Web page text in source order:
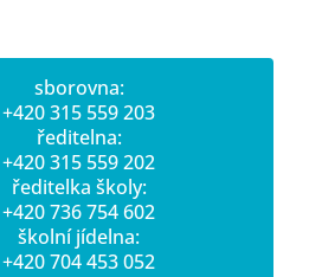
sborovna:
+420 315 559 203
ředitelna:
+420 315 559 202
ředitelka školy:
+420 736 754 602
školní jídelna:
+420 704 453 052